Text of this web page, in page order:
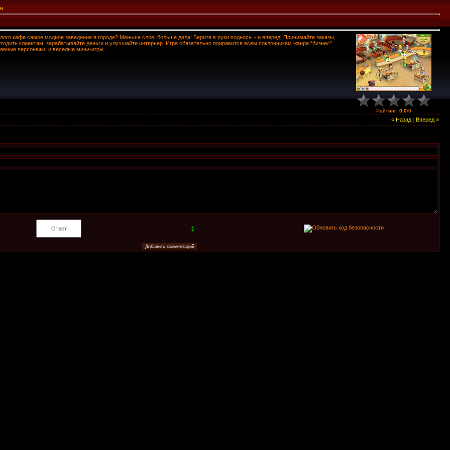
кафе самое модное заведение в городе? Меньше слов, больше дела! Берите в руки подносы - и вперед! Принимайте заказы,
клиентам, зарабатывайте деньги и улучшайте интерьер. Игра обязательно понравится всем поклонникам жанра "бизнес".
персонажи, и веселые мини-игры.
Рейтинг: 0.0/0
« Назад Вперед »